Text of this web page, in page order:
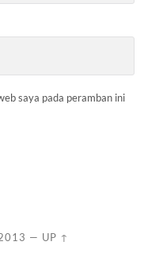
saya pada peramban ini
— UP ↑